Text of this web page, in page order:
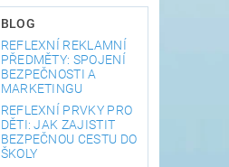
BLOG
REFLEXNÍ REKLAMNÍ
PŘEDMĚTY: SPOJENÍ
BEZPEČNOSTI A
MARKETINGU
REFLEXNÍ PRVKY PRO
DĚTI: JAK ZAJISTIT
BEZPEČNOU CESTU DO
ŠKOLY